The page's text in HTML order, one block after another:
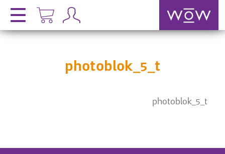
photoblok_5_t
photoblok_5_t